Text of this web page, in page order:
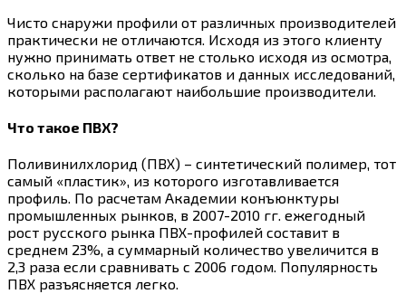
Чисто снаружи профили от различных производителей
практически не отличаются. Исходя из этого клиенту
нужно принимать ответ не столько исходя из осмотра,
сколько на базе сертификатов и данных исследований,
которыми располагают наибольшие производители.
Что такое ПВХ?
Поливинилхлорид (ПВХ) – синтетический полимер, тот
самый «пластик», из которого изготавливается
профиль. По расчетам Академии конъюнктуры
промышленных рынков, в 2007-2010 гг. ежегодный
рост русского рынка ПВХ-профилей составит в
среднем 23%, а суммарный количество увеличится в
2,3 раза если сравнивать с 2006 годом. Популярность
ПВХ разъясняется легко.